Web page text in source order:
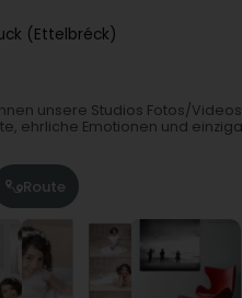
(Ettelbréck)
unsere Studios Fotos/
ehrliche Emotionen und
Route